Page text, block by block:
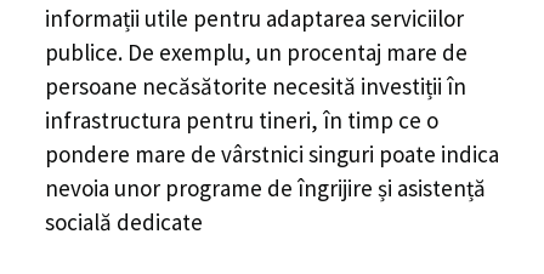
informații utile pentru adaptarea serviciilor
publice. De exemplu, un procentaj mare de
persoane necăsătorite necesită investiții în
infrastructura pentru tineri, în timp ce o
pondere mare de vârstnici singuri poate indica
nevoia unor programe de îngrijire și asistență
socială dedicate